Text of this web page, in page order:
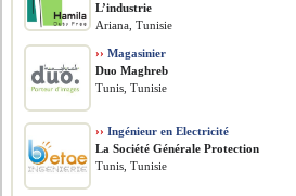
L’industrie
Ariana, Tunisie
›› Magasinier
Duo Maghreb
Tunis, Tunisie
›› Ingénieur en Electricité
La Société Générale Protection
Tunis, Tunisie